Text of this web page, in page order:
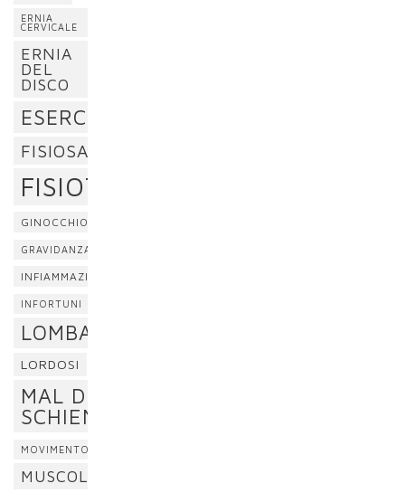
ERNIA
CERVICALE
ERNIA
DEL
DISCO
ESERCIZI
FISIOSAN
FISIOTERAPIA
GINOCCHIO
GRAVIDANZA
INFIAMMAZIONE
INFORTUNI
LOMBALGIA
LORDOSI
MAL DI
SCHIENA
MOVIMENTO
MUSCOLI